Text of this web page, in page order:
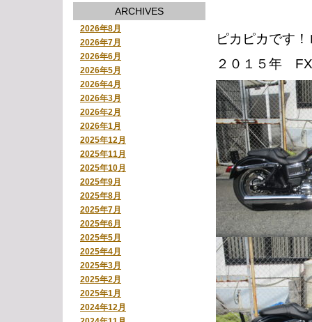
ARCHIVES
2026年8月
2026年7月
2026年6月
2026年5月
2026年4月
2026年3月
2026年2月
2026年1月
2025年12月
2025年11月
2025年10月
2025年9月
2025年8月
2025年7月
2025年6月
2025年5月
2025年4月
2025年3月
2025年2月
2025年1月
2024年12月
ピカピカです
２０１５年